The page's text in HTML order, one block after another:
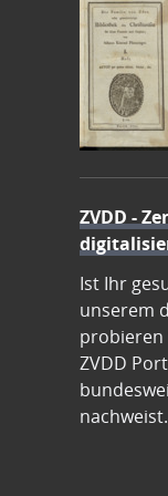
ZVDD -
Ist Ihr
unserem
probieren
ZVDD
nachweist.